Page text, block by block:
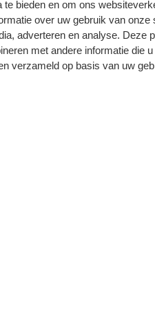
bieden en om ons
over uw gebruik van onze
adverteren en analyse. Deze
met andere informatie die
verzameld op basis van uw